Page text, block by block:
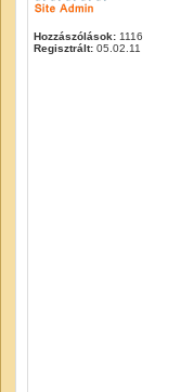
Hozzászólások: 1116
Regisztrált: 05.02.11